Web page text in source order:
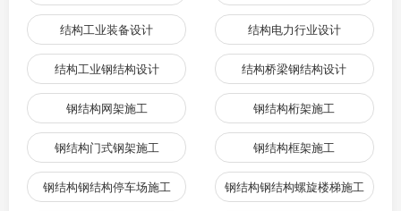
结构工业装备设计 结构电力行业设计
结构工业钢结构设计 结构桥梁钢结构设计
钢结构网架施工 钢结构桁架施工
钢结构门式钢架施工 钢结构框架施工
钢结构钢结构停车场施工 钢结构钢结构螺旋楼梯施工